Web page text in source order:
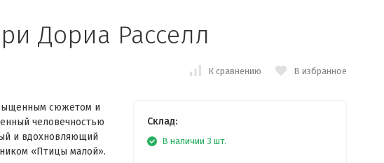
Дориа Расселл
К сравнению В избранное
сюжетом и
человечностью
и вдохновляющий
«Птицы малой».
Склад:
В наличии 3 шт.